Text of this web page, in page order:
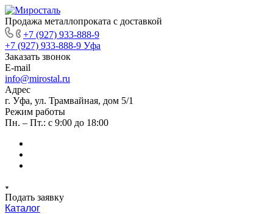
Продажа металлопроката с доставкой
+7 (927) 933-888-9
+7 (927) 933-888-9 Уфа
Заказать звонок
E-mail
info@mirostal.ru
Адрес
г. Уфа, ул. Трамвайная, дом 5/1
Режим работы
Пн. – Пт.: с 9:00 до 18:00
Подать заявку
Каталог